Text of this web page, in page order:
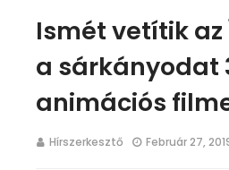
Ismét vetítik
a sárkányodat
animációs
Hírszerkesztő Február 27,